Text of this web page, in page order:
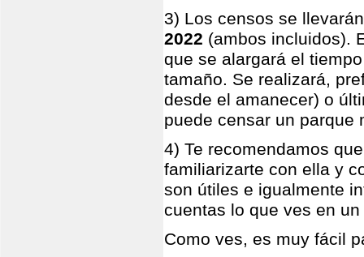
3) Los censos se
2022 (ambos incluidos).
que se alargará el
tamaño. Se realizará,
desde el amanecer) o
puede censar un parque
4) Te recomendamos
familiarizarte con ella y
son útiles e igualmente
cuentas lo que ves en
Como ves, es muy fácil